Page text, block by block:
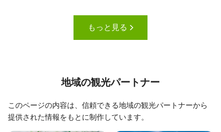
もっと見る
地域の観光パートナー
このページの内容は、信頼できる地域の観光パートナーから
提供された情報をもとに制作しています。